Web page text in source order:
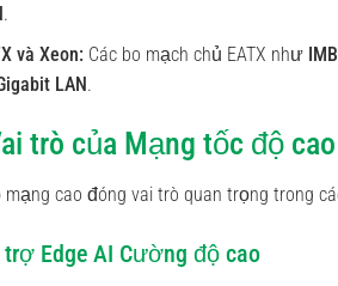
.
và Xeon: Các bo mạch chủ EATX như
LAN .
trò của Mạng tốc độ
mạng cao đóng vai trò quan trọng trong
trợ Edge AI Cường độ cao